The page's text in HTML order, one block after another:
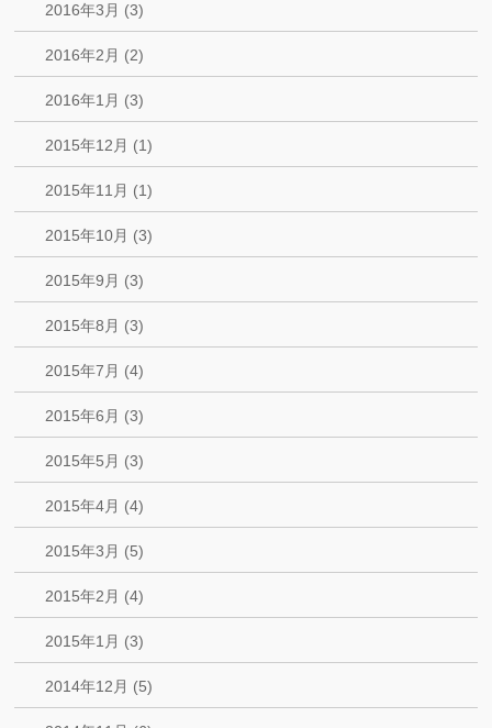
2016年3月 (3)
2016年2月 (2)
2016年1月 (3)
2015年12月 (1)
2015年11月 (1)
2015年10月 (3)
2015年9月 (3)
2015年8月 (3)
2015年7月 (4)
2015年6月 (3)
2015年5月 (3)
2015年4月 (4)
2015年3月 (5)
2015年2月 (4)
2015年1月 (3)
2014年12月 (5)